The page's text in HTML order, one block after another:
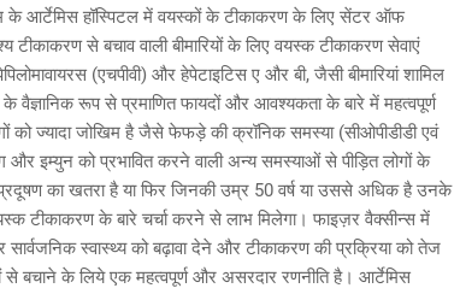
के आर्टेमिस हॉस्पिटल में वयस्‍कों के टीकाकरण के लिए सेंटर ऑफ
से बचाव वाली बीमारियों के लिए वयस्क टीकाकरण सेवाएं
(एचपीवी) और हेपेटाइटिस ए और बी, जैसी बीमारियां शामिल
रूप से प्रमाणित फायदों और आवश्यकता के बारे में महत्वपूर्ण
को ज्यादा जोखिम है जैसे फेफड़े की क्रॉनिक समस्या (सीओपीडीडी एवं
और इम्युन को प्रभावित करने वाली अन्य समस्याओं से पीड़ित लोगों के
प्रदूषण का खतरा है या फिर जिनकी उम्र 50 वर्ष या उससे अधिक है उनके
टीकाकरण के बारे चर्चा करने से लाभ मिलेगा। फाइज़र वैक्‍सीन्‍स में
स्‍वास्‍थ्‍य को बढ़ावा देने और टीकाकरण की प्रक्रिया को तेज
बचाने के लिये एक महत्‍वपूर्ण और असरदार रणनीति है। आर्टेमिस